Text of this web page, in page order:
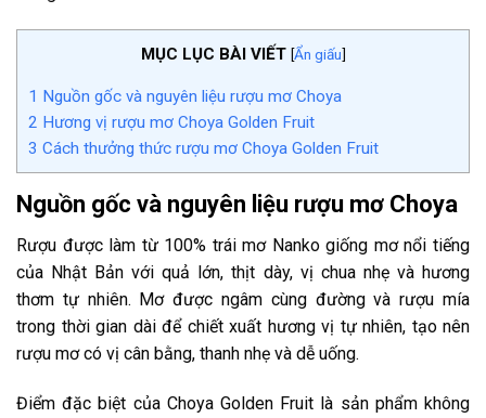
MỤC LỤC BÀI VIẾT [Ẩn giấu]
1 Nguồn gốc và nguyên liệu rượu mơ Choya
2 Hương vị rượu mơ Choya Golden Fruit
3 Cách thưởng thức rượu mơ Choya Golden Fruit
Nguồn gốc và nguyên liệu rượu mơ Choya
Rượu được làm từ 100% trái mơ Nanko giống mơ nổi tiếng
của Nhật Bản với quả lớn, thịt dày, vị chua nhẹ và hương
thơm tự nhiên. Mơ được ngâm cùng đường và rượu mía
trong thời gian dài để chiết xuất hương vị tự nhiên, tạo nên
rượu mơ có vị cân bằng, thanh nhẹ và dễ uống.
Điểm đặc biệt của Choya Golden Fruit là sản phẩm không